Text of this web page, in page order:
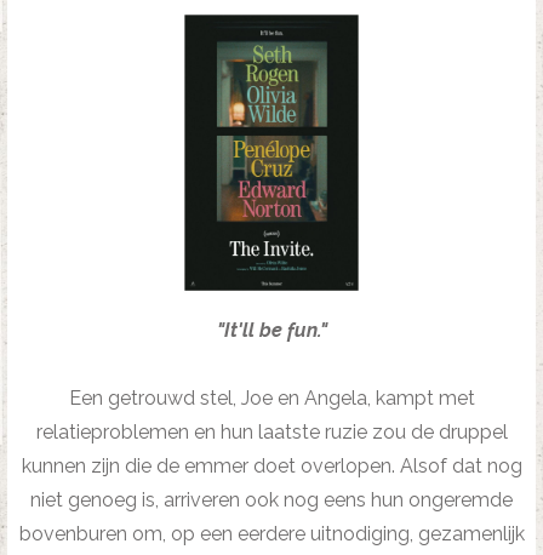
"It'll be fun."
Een getrouwd stel, Joe en Angela, kampt met
relatieproblemen en hun laatste ruzie zou de druppel
kunnen zijn die de emmer doet overlopen. Alsof dat nog
niet genoeg is, arriveren ook nog eens hun ongeremde
bovenburen om, op een eerdere uitnodiging, gezamenlijk